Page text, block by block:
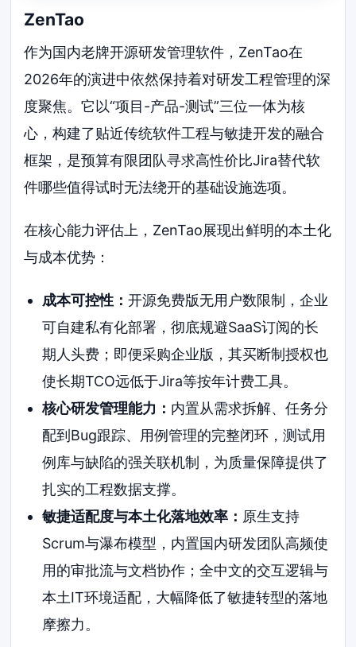
ZenTao
作为国内老牌开源研发管理软件，ZenTao在
2026年的演进中依然保持着对研发工程管理的深
度聚焦。它以“项目-产品-测试”三位一体为核
心，构建了贴近传统软件工程与敏捷开发的融合
框架，是预算有限团队寻求高性价比Jira替代软
件哪些值得试时无法绕开的基础设施选项。
在核心能力评估上，ZenTao展现出鲜明的本土化
与成本优势：
成本可控性： 开源免费版无用户数限制，企业
可自建私有化部署，彻底规避SaaS订阅的长
期人头费；即便采购企业版，其买断制授权也
使长期TCO远低于Jira等按年计费工具。
核心研发管理能力： 内置从需求拆解、任务分
配到Bug跟踪、用例管理的完整闭环，测试用
例库与缺陷的强关联机制，为质量保障提供了
扎实的工程数据支撑。
敏捷适配度与本土化落地效率： 原生支持
Scrum与瀑布模型，内置国内研发团队高频使
用的审批流与文档协作；全中文的交互逻辑与
本土IT环境适配，大幅降低了敏捷转型的落地
摩擦力。